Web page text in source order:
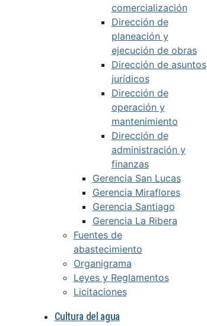
comercialización
Dirección de
planeación y
ejecución de obras
Dirección de asuntos
jurídicos
Dirección de
operación y
mantenimiento
Dirección de
administración y
finanzas
Gerencia San Lucas
Gerencia Miraflores
Gerencia Santiago
Gerencia La Ribera
Fuentes de
abastecimiento
Organigrama
Leyes y Reglamentos
Licitaciones
Cultura del agua